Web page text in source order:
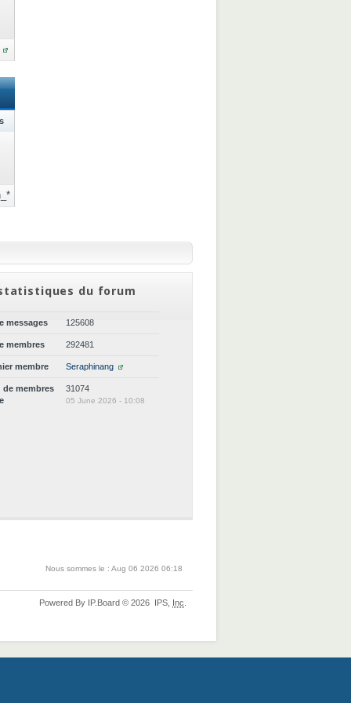
du forum
messages 125608
membres 292481
membre Seraphinang
de membres
31074
05 June 2026 - 10:08
Nous sommes le : Aug 06 2026 06:18
Powered By IP.Board © 2026 IPS, Inc